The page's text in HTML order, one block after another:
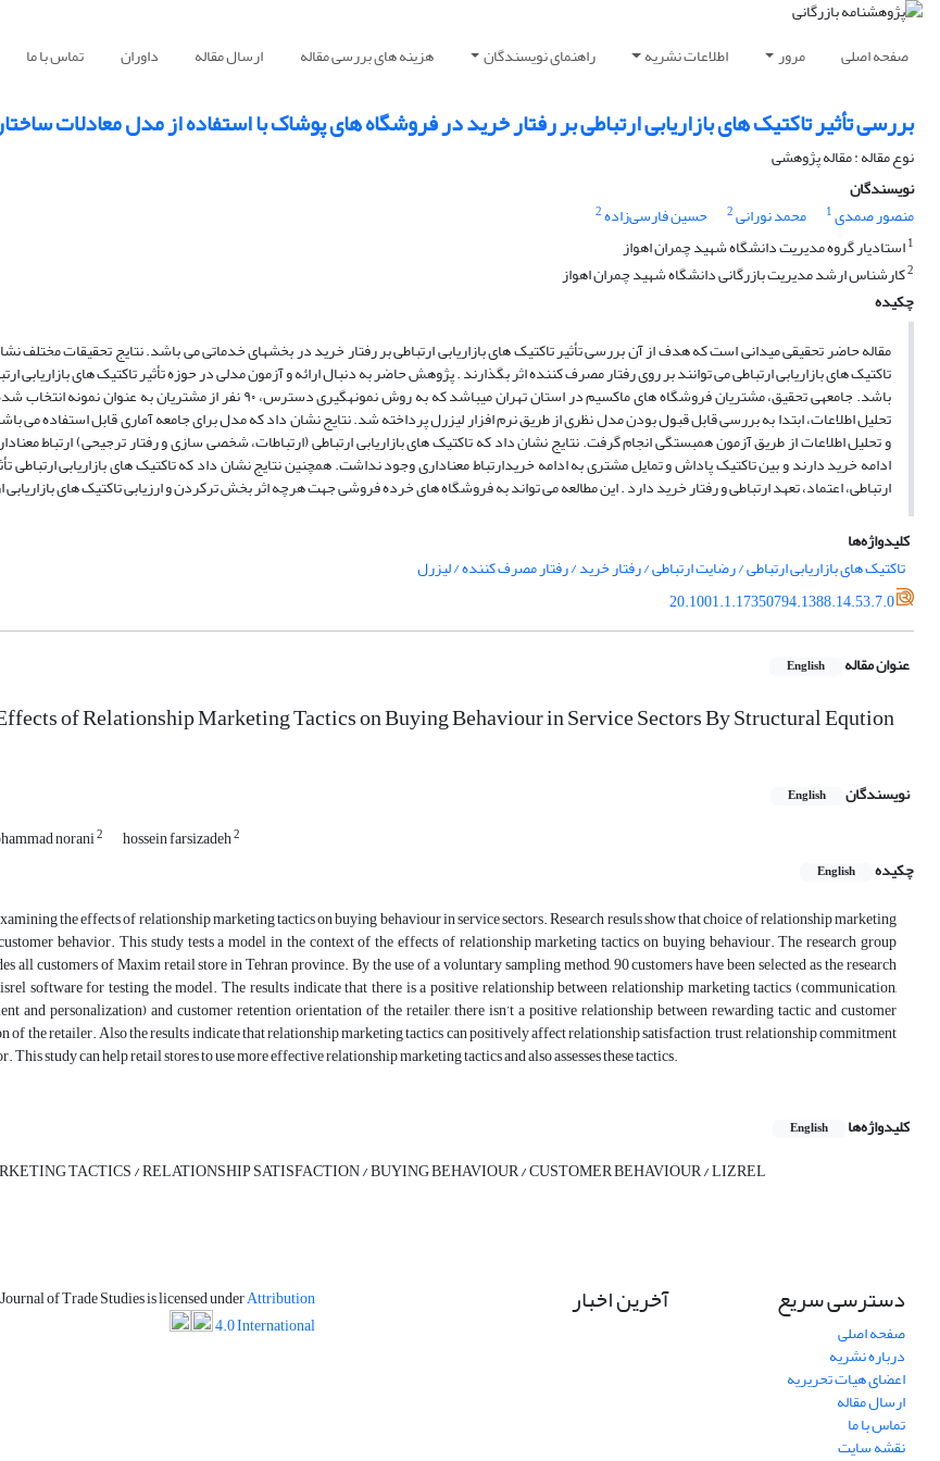
صفحه اصلی مرور اطلاعات نشریه راهنمای نویسندگان هزینه های بررسی مقاله ارسال مقاله داوران تماس با ما
بررسی تأثیر تاکتیک های بازاریابی ارتباطی بر رفتار خرید در فروشگاه های پوشاک با استفاده از مدل معادلات
نوع مقاله : مقاله پژوهشی
نویسندگان
منصور صمدی1 محمد نورانی2 حسین فارسی‌زاده2
1استادیار گروه مدیریت دانشگاه شهید چمران اهواز
2کارشناس ارشد مدیریت بازرگانی دانشگاه شهید چمران اهواز
چکیده
مقاله حاضر تحقیقی میدانی است که هدف از آن بررسی تأثیر تاکتیک های بازاریابی ارتباطی بر رفتار خرید در بخشهای خدماتی می باشد. نتایج تحقیقات مختلف
تاکتیک های بازاریابی ارتباطی می توانند بر روی رفتار مصرف کننده اثر بگذارند . پژوهش حاضر به دنبال ارائه و آزمون مدلی در حوزه تأثیر تاکتیک های بازاریابی
باشد. جامعهی تحقیق، مشتریان فروشگاه های ماکسیم در استان تهران میباشد که به روش نمونهگیری دسترس، ۹۰
تحلیل اطلاعات، ابتدا به بررسی قابل قبول بودن مدل نظری از طریق نرم افزار لیزرل پرداخته شد. نتایج نشان داد که مدل برای جامعه آماری قابل استفاده می
و تحلیل اطلاعات از طریق آزمون همبستگی انجام گرفت. نتایج نشان داد که تاکتیک های بازاریابی ارتباطی (ارتباطات، شخصی سازی و رفتار ترجیحی) ارتباط
ادامه خرید دارند و بین تاکتیک پاداش و تمایل مشتری به ادامه خریدارتباط معناداری وجود نداشت. همچنین نتایج نشان داد که تاکتیک های بازاریابی ارتباطی
ارتباطی، اعتماد، تعهد ارتباطی و رفتار خرید دارد . این مطالعه می تواند به فروشگاه های خرده فروشی جهت هرچه اثر بخش ترکردن و ارزیابی تاکتیک های
کلیدواژه‌ها
تاکتیک های بازاریابی ارتباطی / رضایت ارتباطی / رفتار خرید / رفتار مصرف کننده / لیزرل
20.1001.1.17350794.1388.14.53.7.0
عنوان مقاله English
of Relationship Marketing Tactics on Buying Behaviour in Service Sectors By Structural Eqution
نویسندگان English
norani2 hossein farsizadeh2
چکیده English
the effects of relationship marketing tactics on buying behaviour in service sectors. Research resuls show that choice of relationship marketing
behavior. This study tests a model in the context of the effects of relationship marketing tactics on buying behaviour. The research group
all customers of Maxim retail store in Tehran province. By the use of a voluntary sampling method, 90 customers have been selected as the research
software for testing the model. The results indicate that there is a positive relationship between relationship marketing tactics (communication,
and personalization) and customer retention orientation of the retailer, there isn’t a positive relationship between rewarding tactic and customer
of the retailer. Also the results indicate that relationship marketing tactics can positively affect relationship satisfaction, trust, relationship commitment
This study can help retail stores to use more effective relationship marketing tactics and also assesses these tactics.
کلیدواژه‌ها English
TACTICS / RELATIONSHIP SATISFACTION / BUYING BEHAVIOUR / CUSTOMER BEHAVIOUR / LIZREL
دسترسی سریع
صفحه اصلی
درباره نشریه
اعضای هیات تحریریه
ارسال مقاله
تماس با ما
نقشه سایت
آخرین اخبار Journal of Trade Studies is licensed underAttribution
4.0 International